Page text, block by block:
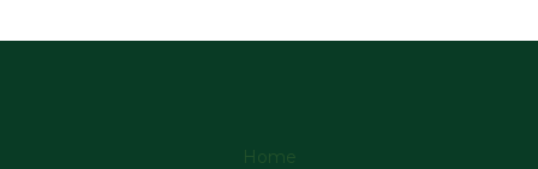
Home